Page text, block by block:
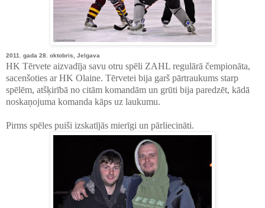
2011. gada 28. oktobris, Jelgava
HK Tērvete aizvadīja savu otru spēli ZAHL regulārā čempionāta,
sacenšoties ar HK Olaine. Tērvetei bija garš pārtraukums starp
spēlēm, atšķirībā no citām komandām un grūti bija paredzēt, kādā
noskaņojuma komanda kāps uz laukumu.
Pirms spēles puiši izskatījās mierīgi un pārliecināti.